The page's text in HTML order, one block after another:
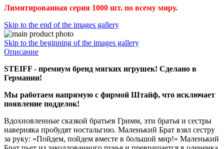
Лимитированная серия 1000 шт. по всему миру.
Skip to the end of the images gallery
Skip to the beginning of the images gallery
Описание
STEIFF - премиум бренд мягких игрушек! Сделано в
Германии!
Мы работаем напрямую с фирмой Штайф, что исключает
появление подделок!
Вдохновленные сказкой братьев Гримм, эти братья и сестры
наверняка пробудят ностальгию. Маленький Брат взял сестру
за руку: «Пойдем, пойдем вместе в большой мир!» Маленький